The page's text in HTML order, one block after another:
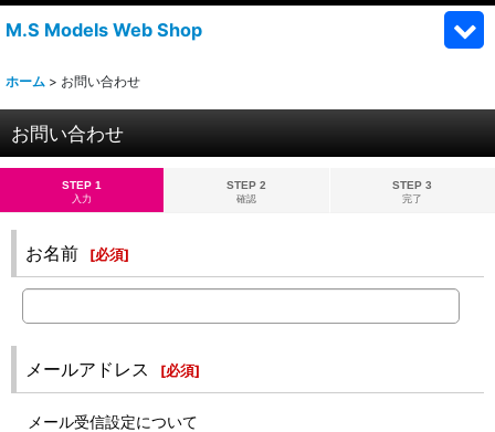
M.S Models Web Shop
ホーム > お問い合わせ
お問い合わせ
STEP 1
入力
STEP 2
確認
STEP 3
完了
お名前 [必須]
メールアドレス [必須]
メール受信設定について